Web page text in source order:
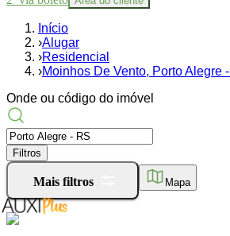
Início
›Alugar
›Residencial
›Moinhos De Vento, Porto Alegre
Onde ou código do imóvel
Filtros
Mais filtros Mapa